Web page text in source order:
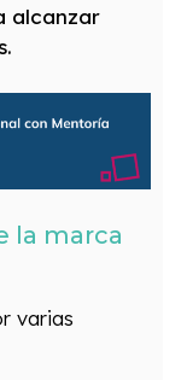
alcanzar
la marca
varias